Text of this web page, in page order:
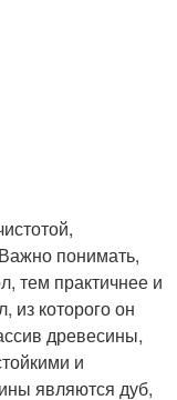
понимать,
тем практичнее и
из которого он
древесины,
и
являются дуб,